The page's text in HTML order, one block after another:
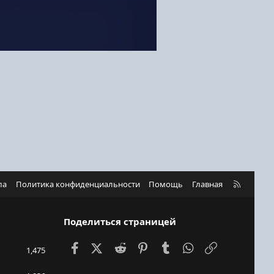
Политика конфиденциальности Помощь Главная
R
1,475
Поделиться страницей
FacebookX (Twitter)
Reddit PinterestTumblr WhatsApp